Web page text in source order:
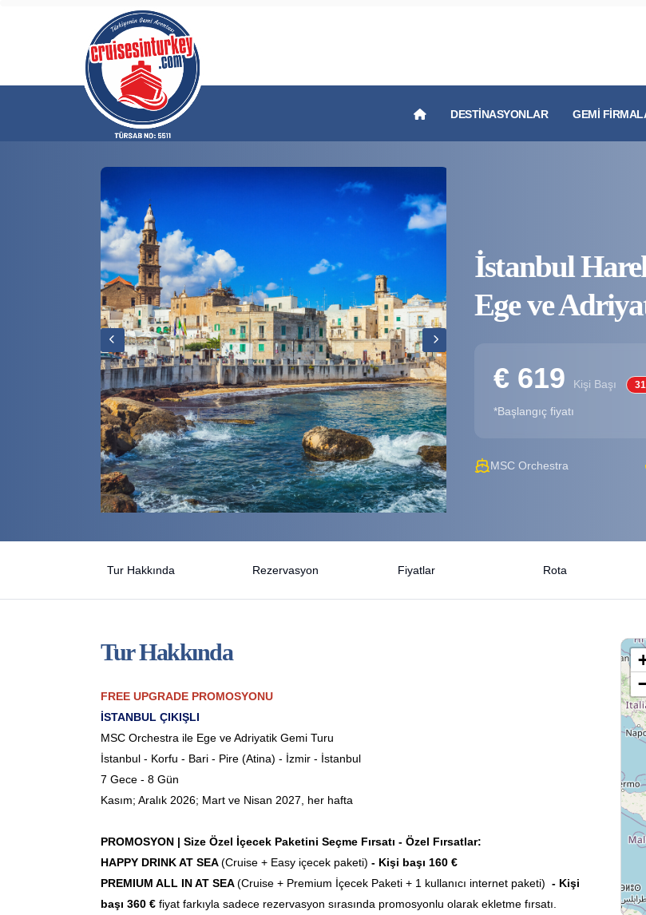
DESTINASYONLAR GEMI
İstanbul
Ege ve
€ 619 Kişi Başı
*Başlangıç fiyatı
MSC Orchestra
Tur Hakkında Rezervasyon Fiyatlar Rota
Tur Hakkında
FREE UPGRADE PROMOSYONU
İSTANBUL ÇIKIŞLI
MSC Orchestra ile Ege ve Adriyatik Gemi Turu
İstanbul - Korfu - Bari - Pire (Atina) - İzmir - İstanbul
7 Gece - 8 Gün
Kasım; Aralık 2026; Mart ve Nisan 2027, her hafta
PROMOSYON | Size Özel İçecek Paketini Seçme Fırsatı - Özel Fırsatlar:
HAPPY DRINK AT SEA(Cruise + Easy içecek paketi) - Kişi başı 160 €
PREMIUM ALL IN AT SEA(Cruise + Premium İçecek Paketi + 1 kullanıcı internet paketi) - Kişi
başı 360 € fiyat farkıyla sadece rezervasyon sırasında promosyonlu olarak ekletme fırsatı.